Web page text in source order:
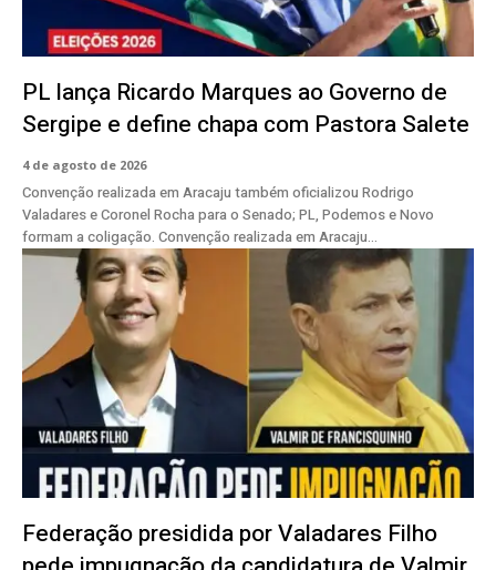
PL lança Ricardo Marques ao Governo de
Sergipe e define chapa com Pastora Salete
4 de agosto de 2026
Convenção realizada em Aracaju também oficializou Rodrigo
Valadares e Coronel Rocha para o Senado; PL, Podemos e Novo
formam a coligação. Convenção realizada em Aracaju...
Federação presidida por Valadares Filho